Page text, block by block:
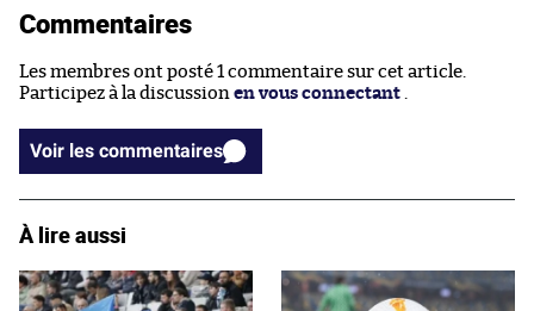
Commentaires
Les membres ont posté 1 commentaire sur cet article.
Participez à la discussion en vous connectant .
Voir les commentaires
À lire aussi